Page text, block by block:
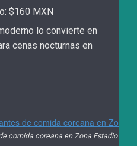
$160 MXN
lo convierte en
cenas nocturnas en
comida coreana en Zona Estadio